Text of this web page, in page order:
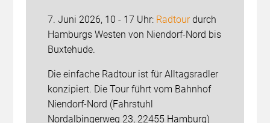
7. Juni 2026, 10 - 17 Uhr: Radtourdurch
Hamburgs Westen von Niendorf-Nord bis
Buxtehude.
Die einfache Radtour ist für Alltagsradler
konzipiert. Die Tour führt vom Bahnhof
Niendorf-Nord (Fahrstuhl
Nordalbingerweg 23, 22455 Hamburg)